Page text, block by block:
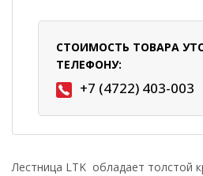
СТОИМОСТЬ ТОВАРА
ТЕЛЕФОНУ:
+7 (4722) 403-003
Лестница LTK обладает толстой